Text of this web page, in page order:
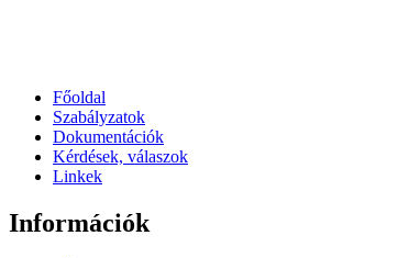
Főoldal
Szabályzatok
Dokumentációk
Kérdések, válaszok
Linkek
Információk